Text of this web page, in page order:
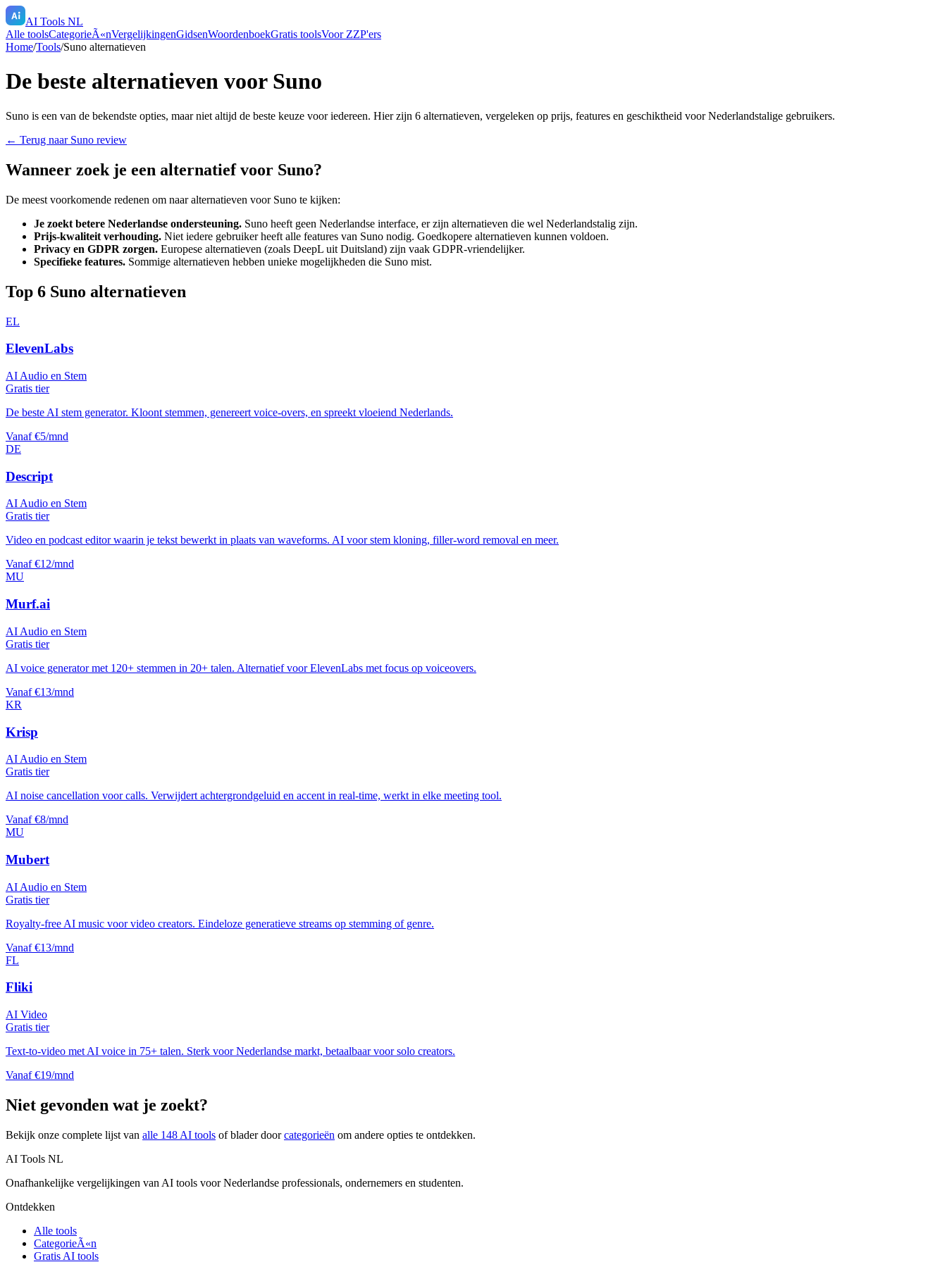
AI Tools NL
Alle toolsCategorieÃ«nVergelijkingenGidsenWoordenboekGratis toolsVoor ZZP'ers
Home/Tools/Suno alternatieven
De beste alternatieven voor Suno
Suno is een van de bekendste opties, maar niet altijd de beste keuze voor iedereen. Hier zijn 6 alternatieven, vergeleken op prijs, features en geschiktheid voor Nederlandstalige gebruikers.
← Terug naar Suno review
Wanneer zoek je een alternatief voor Suno?
De meest voorkomende redenen om naar alternatieven voor Suno te kijken:
Je zoekt betere Nederlandse ondersteuning. Suno heeft geen Nederlandse interface, er zijn alternatieven die wel Nederlandstalig zijn.
Prijs-kwaliteit verhouding. Niet iedere gebruiker heeft alle features van Suno nodig. Goedkopere alternatieven kunnen voldoen.
Privacy en GDPR zorgen. Europese alternatieven (zoals DeepL uit Duitsland) zijn vaak GDPR-vriendelijker.
Specifieke features. Sommige alternatieven hebben unieke mogelijkheden die Suno mist.
Top 6 Suno alternatieven
EL
ElevenLabs
AI Audio en Stem
Gratis tier
De beste AI stem generator. Kloont stemmen, genereert voice-overs, en spreekt vloeiend Nederlands.
Vanaf €5/mnd
DE
Descript
AI Audio en Stem
Gratis tier
Video en podcast editor waarin je tekst bewerkt in plaats van waveforms. AI voor stem kloning, filler-word removal en meer.
Vanaf €12/mnd
MU
Murf.ai
AI Audio en Stem
Gratis tier
AI voice generator met 120+ stemmen in 20+ talen. Alternatief voor ElevenLabs met focus op voiceovers.
Vanaf €13/mnd
KR
Krisp
AI Audio en Stem
Gratis tier
AI noise cancellation voor calls. Verwijdert achtergrondgeluid en accent in real-time, werkt in elke meeting tool.
Vanaf €8/mnd
MU
Mubert
AI Audio en Stem
Gratis tier
Royalty-free AI music voor video creators. Eindeloze generatieve streams op stemming of genre.
Vanaf €13/mnd
FL
Fliki
AI Video
Gratis tier
Text-to-video met AI voice in 75+ talen. Sterk voor Nederlandse markt, betaalbaar voor solo creators.
Vanaf €19/mnd
Niet gevonden wat je zoekt?
Bekijk onze complete lijst van alle 148 AI tools of blader door categorieën om andere opties te ontdekken.
AI Tools NL
Onafhankelijke vergelijkingen van AI tools voor Nederlandse professionals, ondernemers en studenten.
Ontdekken
Alle tools
CategorieÃ«n
Gratis AI tools